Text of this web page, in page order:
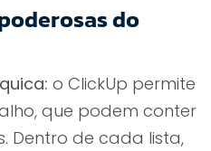
do
o ClickUp permite
que podem conter
Dentro de cada lista,